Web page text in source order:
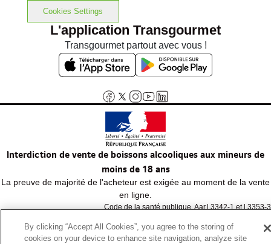
Cookies Settings
L'application Transgourmet
Transgourmet partout avec vous !
Interdiction de vente de boissons alcooliques aux mineurs de
moins de 18 ans
La preuve de majorité de l'acheteur est exigée au moment de la vente
en ligne.
Code de la santé publique, Aar.l.3342-1 et l.3353-3
By clicking “Accept All Cookies”, you agree to the storing of
cookies on your device to enhance site navigation, analyze site